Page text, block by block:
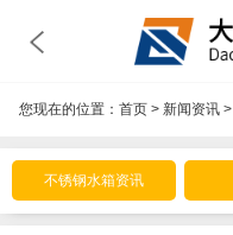
您现在的位置： 首页> 新闻资讯>
不锈钢水箱资讯